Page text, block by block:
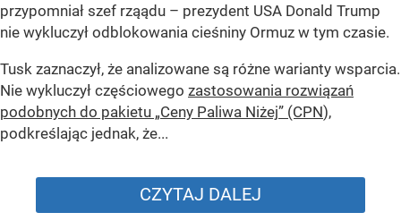
przypomniał szef rząądu – prezydent USA Donald Trump
nie wykluczył odblokowania cieśniny Ormuz w tym czasie.
Tusk zaznaczył, że analizowane są różne warianty wsparcia.
Nie wykluczył częściowego zastosowania rozwiązań
podobnych do pakietu „Ceny Paliwa Niżej” (CPN),
podkreślając jednak, że...
CZYTAJ DALEJ